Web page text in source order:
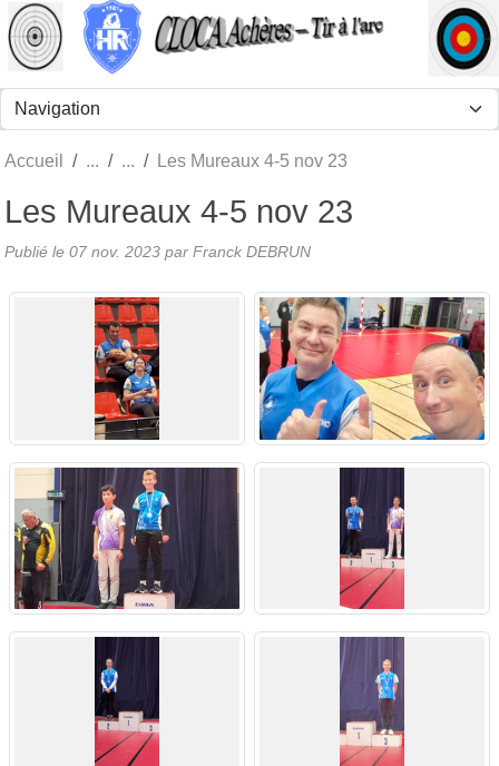
Accueil Les Mureaux 4-5 nov 23
Les Mureaux 4-5 nov 23
Publié le 07 nov. 2023 par Franck DEBRUN
Panneau de gestion des cookies